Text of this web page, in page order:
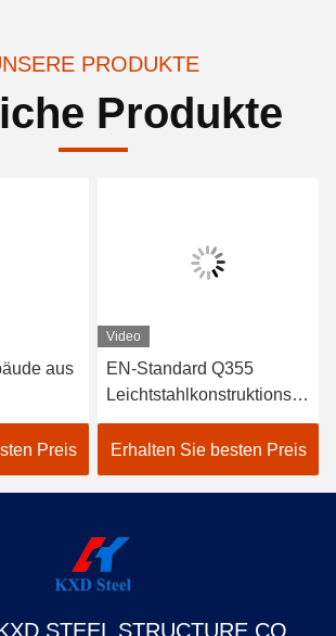
PRODUKTE
Produkte
aus
Preis
Video
EN-Standard Q355
Leichtstahlkonstruktionsw
erkstatt mit Wellstahldach
Erhalten Sie besten Preis
STEEL STRUCTURE CO.,